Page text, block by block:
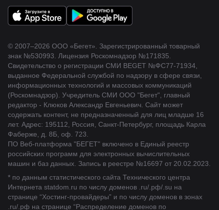
© 2007–2026 ООО «Бегет». Зарегистрированный товарный
знак №530993 Лицензия Роскомнадзор №171835
Свидетельство о регистрации СМИ BEGET №ФС77-71934
выданное Федеральной службой по надзору в сфере связи,
информационных технологий и массовых коммуникаций
(Роскомнадзор). Учредитель СМИ ООО "Бегет", главный
редактор - Клюков Александр Евгеньевич. Сайт может
содержать контент, не предназначенный для лиц младше 16
лет. Адрес: 195112, Россия, Санкт-Петербург, площадь Карла
Фаберже, д. 8Б, оф. 723.
ПО Веб-платформа "БЕГЕТ" включено в Единый реестр
российских программ для электронных вычислительных
машин и баз данных. Запись в реестре №16697 от 20.02.2023
* по данным статистического сайта Технического центра
Интернета statdom.ru по числу доменов .ru/.рф/.su на
странице “Хостинг-провайдеры” и по числу доменов в зонах
.ru/.рф на странице “Распределение доменов по